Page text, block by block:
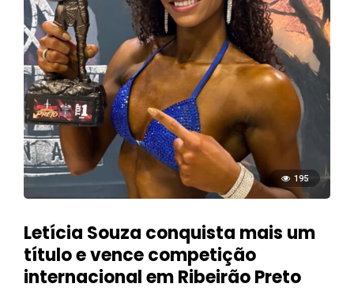
195
Letícia Souza conquista mais um
título e vence competição
internacional em Ribeirão Preto